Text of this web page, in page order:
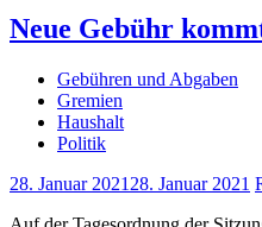
Neue Gebühr
Gebühren und Abgaben
Gremien
Haushalt
Politik
28. Januar 2021 28. Januar 2021